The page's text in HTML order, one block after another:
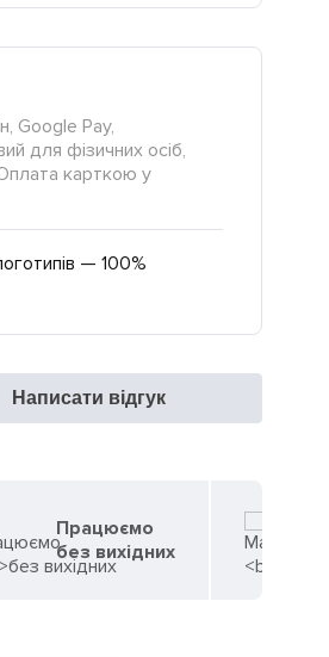
Google Pay,
для фізичних осіб,
карткою у
— 100%
Написати відгук
Працюємо
без вихідних